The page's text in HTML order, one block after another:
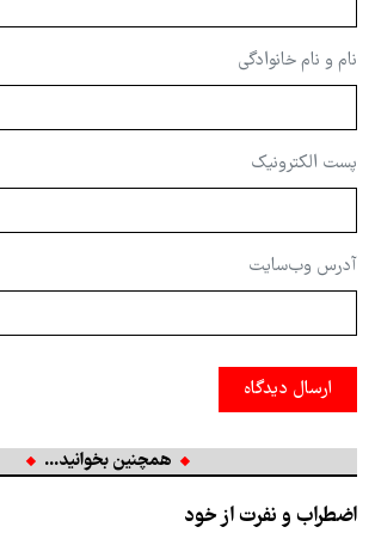
نام و نام خانوادگی
پست الکترونیک
آدرس وب‌سایت
ارسال دیدگاه
همچنین بخوانید...
اضطراب و نفرت از خود